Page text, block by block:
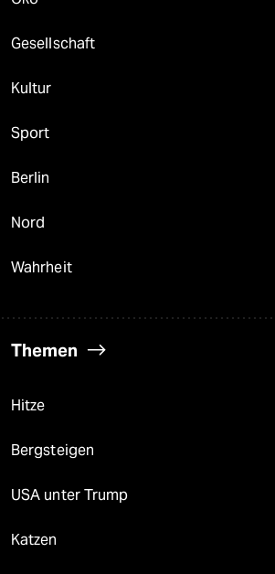
Gesellschaft
Kultur
Sport
Berlin
Nord
Wahrheit
Themen
Hitze
Bergsteigen
USA unter Trump
Katzen